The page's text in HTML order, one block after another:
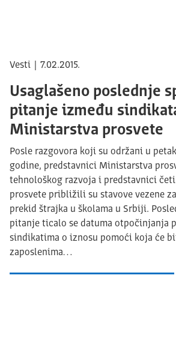
Vesti | 7.02.2015.
Usaglašeno poslednje
pitanje između
Ministarstva prosvete
Posle razgovora koji su održani u
godine, predstavnici Ministarstva
tehnološkog razvoja i predstavnici
prosvete približili su stavove vezene
prekid štrajka u školama u Srbiji.
pitanje ticalo se datuma otpočinjanja
sindikatima o iznosu pomoći koja će
zaposlenima…